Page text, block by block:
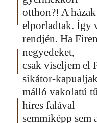
otthon?! A
elporladtak. Így
rendjén. Ha
negyedeket,
csak viseljem el
sikátor-
málló vakolatú
híres falával
semmiképp sem